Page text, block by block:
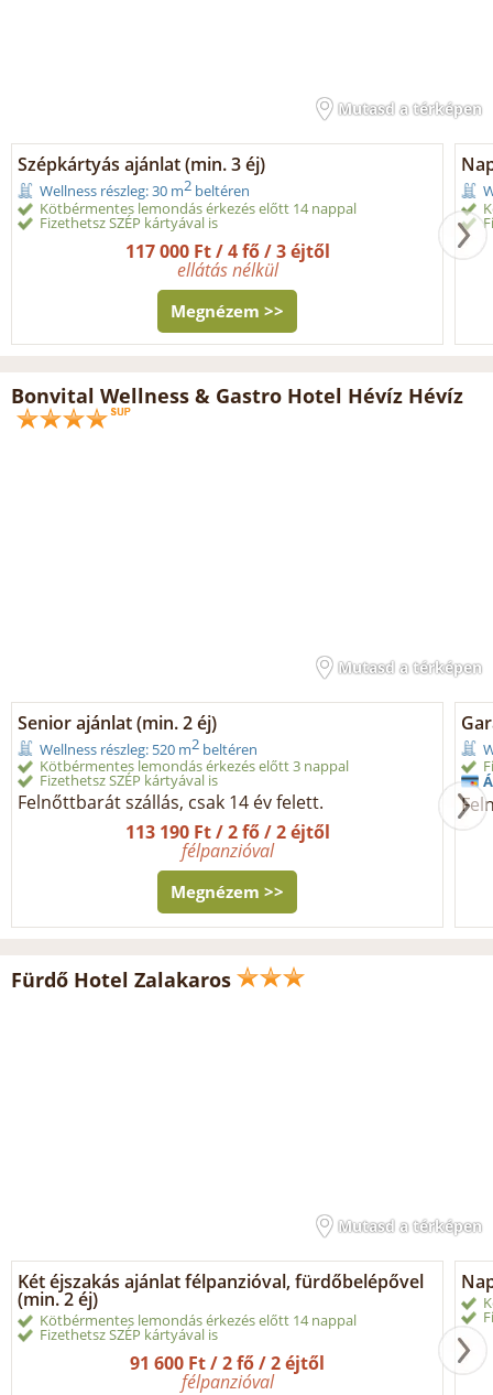
Mutasd a térképen
Szépkártyás ajánlat (min. 3 éj)
Wellness részleg: 30 m2 beltéren
Kötbérmentes lemondás érkezés előtt 14 nappal
Fizethetsz SZÉP kártyával is
117 000 Ft / 4 fő / 3 éjtől
ellátás nélkül
Megnézem >>
Bonvital Wellness & Gastro Hotel Hévíz Hévíz
Mutasd a térképen
Senior ajánlat (min. 2 éj)
Wellness részleg: 520 m2 beltéren
Kötbérmentes lemondás érkezés előtt 3 nappal
Fizethetsz SZÉP kártyával is
Felnőttbarát szállás, csak 14 év felett.
113 190 Ft / 2 fő / 2 éjtől
félpanzióval
Megnézem >>
Fürdő Hotel Zalakaros
Mutasd a térképen
Két éjszakás ajánlat félpanzióval, fürdőbelépővel
(min. 2 éj)
Kötbérmentes lemondás érkezés előtt 14 nappal
Fizethetsz SZÉP kártyával is
91 600 Ft / 2 fő / 2 éjtől
félpanzióval